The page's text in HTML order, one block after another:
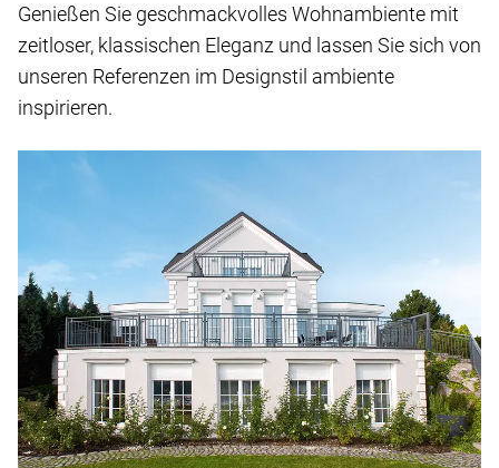
Genießen Sie geschmackvolles Wohnambiente mit
zeitloser, klassischen Eleganz und lassen Sie sich von
unseren Referenzen im Designstil ambiente
inspirieren.